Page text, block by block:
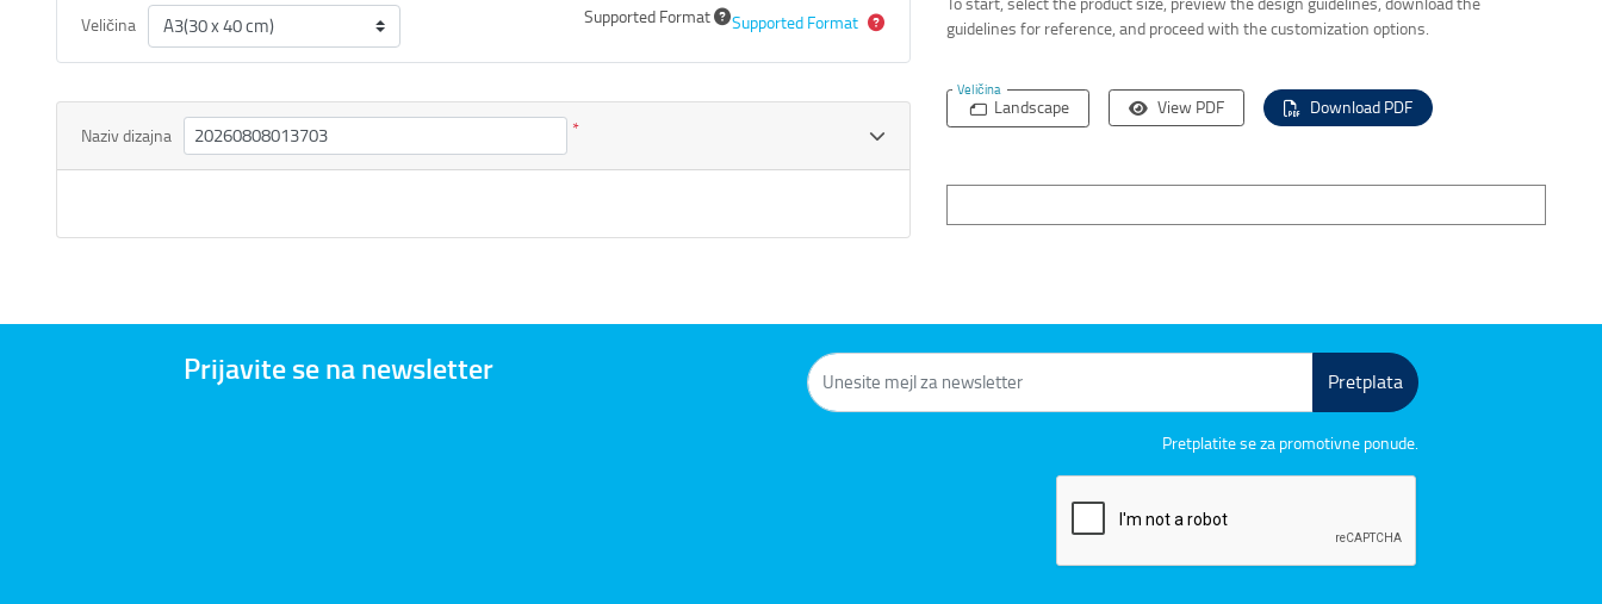
guidelines for reference, and proceed with the customization options.
Veličina
Landscape View PDF Download PDF
Veličina Supported Format Supported Format
Naziv dizajna *
Prijavite se na newsletter Pretplata
Pretplatite se za promotivne ponude.